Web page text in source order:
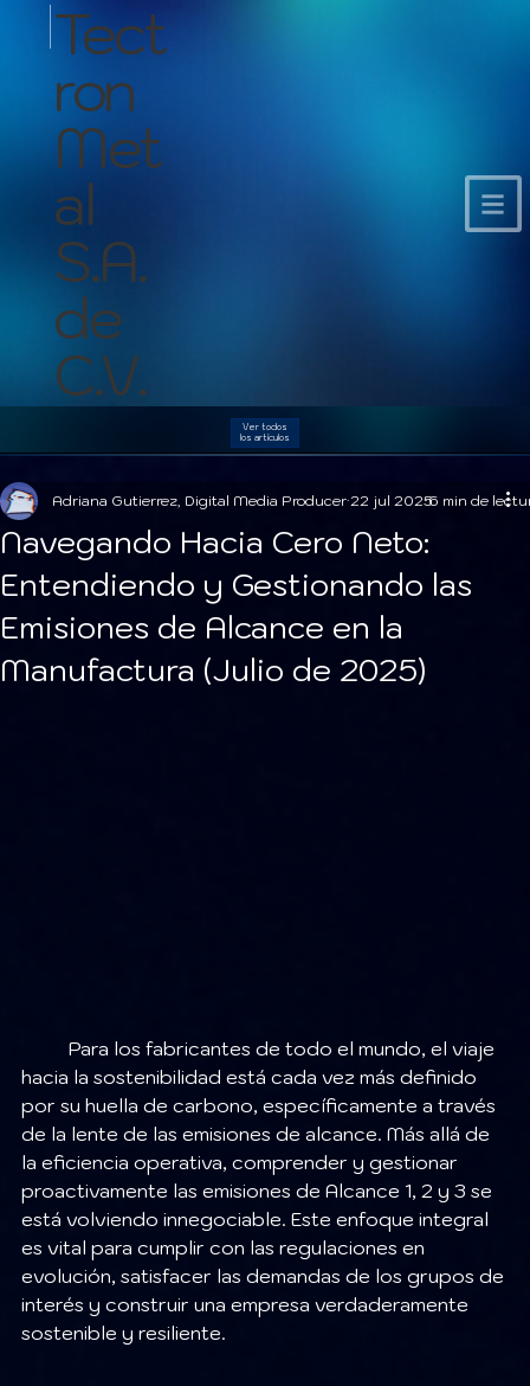
Tect
ron
Met
al
S.A.
de
C.V.
Ver todos
los artículos
Navegando Hacia Cero Neto:
Entendiendo y Gestionando las
Emisiones de Alcance en la
Manufactura (Julio de 2025)
Adriana Gutierrez, Digital Media Producer 22 jul 20256 min de
hacia la sostenibilidad está cada vez más definido
por su huella de carbono, específicamente a través
de la lente de las emisiones de alcance. Más allá de
la eficiencia operativa, comprender y gestionar
proactivamente las emisiones de Alcance 1, 2 y 3 se
está volviendo innegociable. Este enfoque integral
es vital para cumplir con las regulaciones en
evolución, satisfacer las demandas de los grupos de
interés y construir una empresa verdaderamente
sostenible y resiliente.